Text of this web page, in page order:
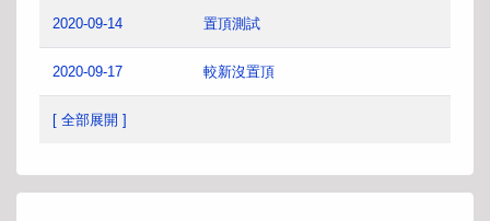
2020-09-14 置頂測試
2020-09-17 較新沒置頂
[ 全部展開 ]